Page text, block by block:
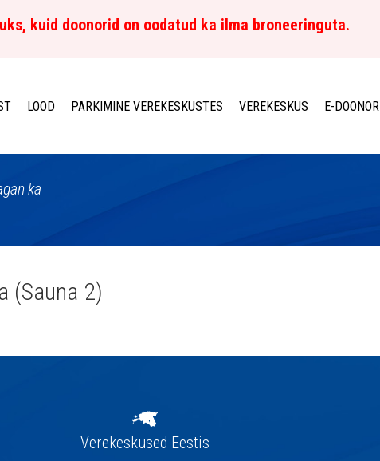
kuid doonorid on oodatud ka ilma broneeringuta.
LOOD PARKIMINE VEREKESKUSTES VEREKESKUS E-DOONOR
ka
(Sauna 2)
Verekeskused Eestis